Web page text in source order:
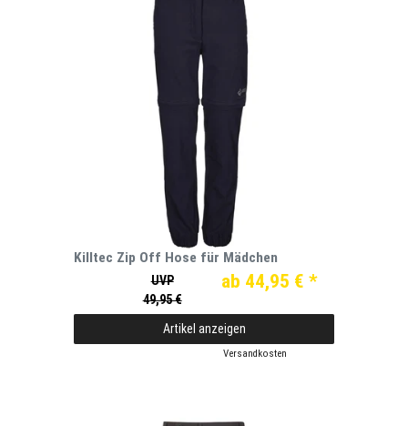
Killtec Zip Off Hose für Mädchen
UVP
49,95 €
ab 44,95 € *
Artikel anzeigen
Versandkosten